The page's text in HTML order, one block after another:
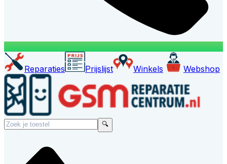
Reparaties Prijslijst Winkels Webshop
🔍